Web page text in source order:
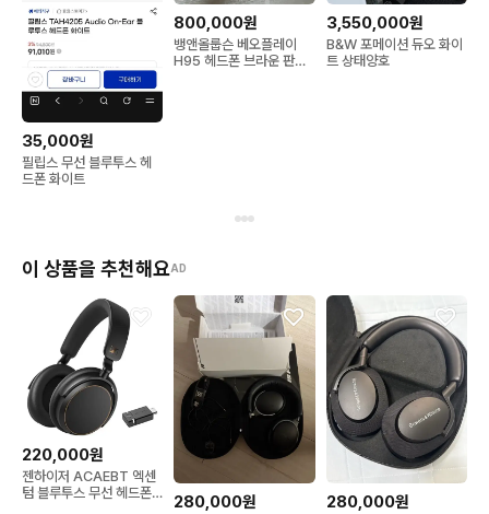
35,000원
필립스 무선 블루투스 헤
드폰 화이트
800,000원
뱅앤올룹슨 베오플레이
H95 헤드폰 브라운 판매
3,550,000원
B&W 포메이션 듀오 화이
트 상태양호
이 상품을 추천해요AD
220,000원
젠하이저 ACAEBT 엑센
텀 블루투스 무선 헤드폰
280,000원 280,000원